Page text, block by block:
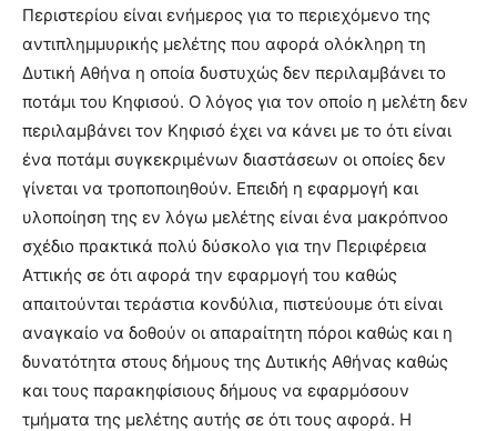
Περιστερίου είναι ενήμερος για το περιεχόμενο της
αντιπλημμυρικής μελέτης που αφορά ολόκληρη τη
Δυτική Αθήνα η οποία δυστυχώς δεν περιλαμβάνει το
ποτάμι του Κηφισού. Ο λόγος για τον οποίο η μελέτη δεν
περιλαμβάνει τον Κηφισό έχει να κάνει με το ότι είναι
ένα ποτάμι συγκεκριμένων διαστάσεων οι οποίες δεν
γίνεται να τροποποιηθούν. Επειδή η εφαρμογή και
υλοποίηση της εν λόγω μελέτης είναι ένα μακρόπνοο
σχέδιο πρακτικά πολύ δύσκολο για την Περιφέρεια
Αττικής σε ότι αφορά την εφαρμογή του καθώς
απαιτούνται τεράστια κονδύλια, πιστεύουμε ότι είναι
αναγκαίο να δοθούν οι απαραίτητη πόροι καθώς και η
δυνατότητα στους δήμους της Δυτικής Αθήνας καθώς
και τους παρακηφίσιους δήμους να εφαρμόσουν
τμήματα της μελέτης αυτής σε ότι τους αφορά. Η